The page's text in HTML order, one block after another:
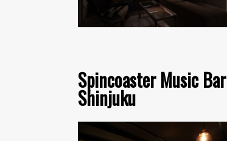
Spincoaster Music Bar
Shinjuku